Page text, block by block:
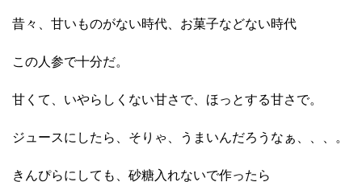
昔々、甘いものがない時代、お菓子などない時代
この人参で十分だ。
甘くて、いやらしくない甘さで、ほっとする甘さで。
ジュースにしたら、そりゃ、うまいんだろうなぁ、、、。
きんぴらにしても、砂糖入れないで作ったら